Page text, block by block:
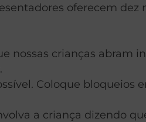
oferecem
nossas crianças abram
Coloque bloqueios
a criança dizendo